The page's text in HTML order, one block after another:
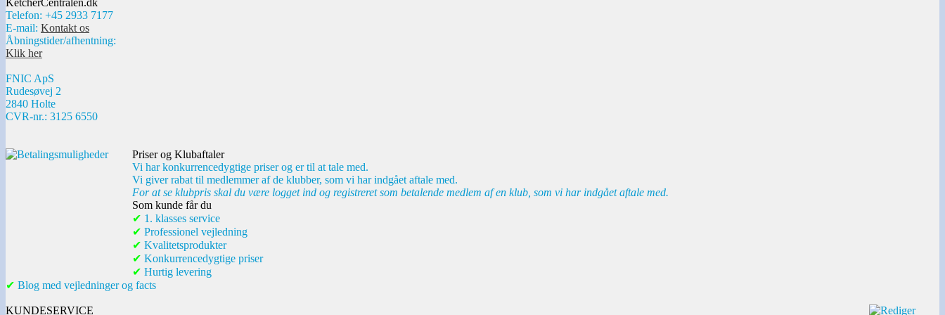
Telefon: +45 2933 7177
E-mail: Kontakt os
Åbningstider/afhentning:
Klik her
FNIC ApS
Rudesøvej 2
2840 Holte
CVR-nr.: 3125 6550
Priser og Klubaftaler
Vi har konkurrencedygtige priser og er til at tale med.
Vi giver rabat til medlemmer af de klubber, som vi har indgået aftale med.
For at se klubpris skal du være logget ind og registreret som betalende medlem af en klub, som vi har indgået aftale med.
Som kunde får du
✔ 1. klasses service
✔ Professionel vejledning
✔ Kvalitetsprodukter
✔ Konkurrencedygtige priser
✔ Hurtig levering
✔ Blog med vejledninger og facts
KUNDESERVICE